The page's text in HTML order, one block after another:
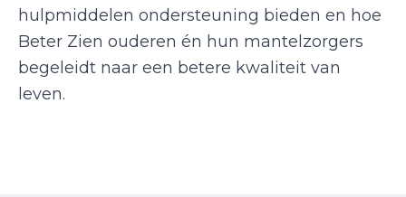
hulpmiddelen ondersteuning bieden en hoe
Beter Zien ouderen én hun mantelzorgers
begeleidt naar een betere kwaliteit van
leven.